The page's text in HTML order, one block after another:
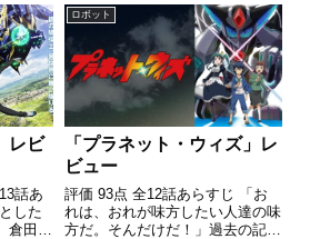
月と火
体の調
を放棄して平和への道を進む世界
に対し、トレーズ・クシュリナー
ダの実子を名乗る少...
レビ
話あ
した
田翼
ロボット
「プラネット・ウィズ」レ
ビュー
評価 93点 全12話あらすじ 「お
れは、おれが味方したい人達の味
方だ。そんだけだ！」過去の記憶